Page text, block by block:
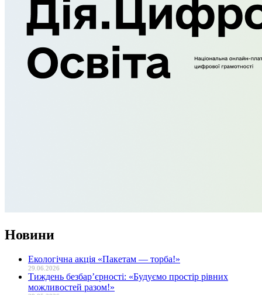
Новини
Екологічна акція «Пакетам — торба!»
29.06.2026
Тиждень безбар’єрності: «Будуємо простір рівних
можливостей разом!»